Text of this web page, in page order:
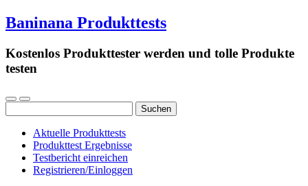
Baninana Produkttests
Kostenlos Produkttester werden und tolle Produkte
testen
nach:
Aktuelle Produkttests
Produkttest Ergebnisse
Testbericht einreichen
Registrieren/Einloggen